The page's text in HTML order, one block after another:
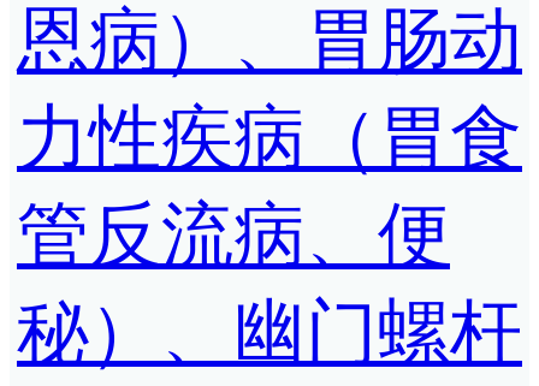
恩病）、胃肠动
力性疾病（胃食
管反流病、便
秘）、幽门螺杆